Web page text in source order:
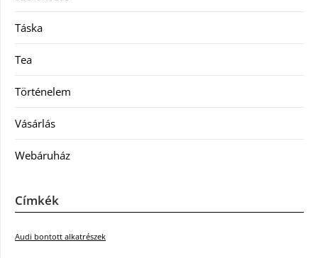
Táska
Tea
Történelem
Vásárlás
Webáruház
Címkék
Audi bontott alkatrészek